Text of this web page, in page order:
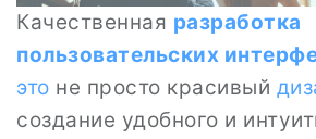
Качественная разработка
пользовательских
это не просто красивый
создание удобного и